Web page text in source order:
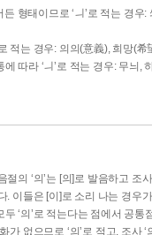
든 형태이므로 ‘ㅢ’로 적는 경
적는 경우: 의의(意義), 희망(希
따라 ‘ㅢ’로 적는 경우: 무늬,
절의 ‘의’는 [의]로 발음하고 조
. 이들은 [이]로 소리 나는 경우
‘의’로 적는다는 점에서 공통
가 없으므로 ‘의’로 적고, 조사